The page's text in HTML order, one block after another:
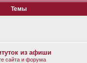
Темы
из афиши
сайта и форума